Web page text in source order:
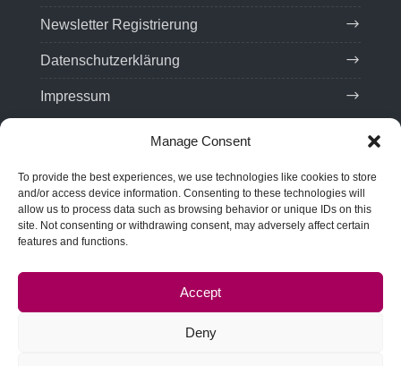
Manage Consent
To provide the best experiences, we use technologies like cookies to store
and/or access device information. Consenting to these technologies will
allow us to process data such as browsing behavior or unique IDs on this
site. Not consenting or withdrawing consent, may adversely affect certain
features and functions.
Accept
Deny
Newsletter Registrierung
Datenschutzerklärung
Impressum
Tel:(+49) 201 75 99 85 21
Email: team(at)troveo.de